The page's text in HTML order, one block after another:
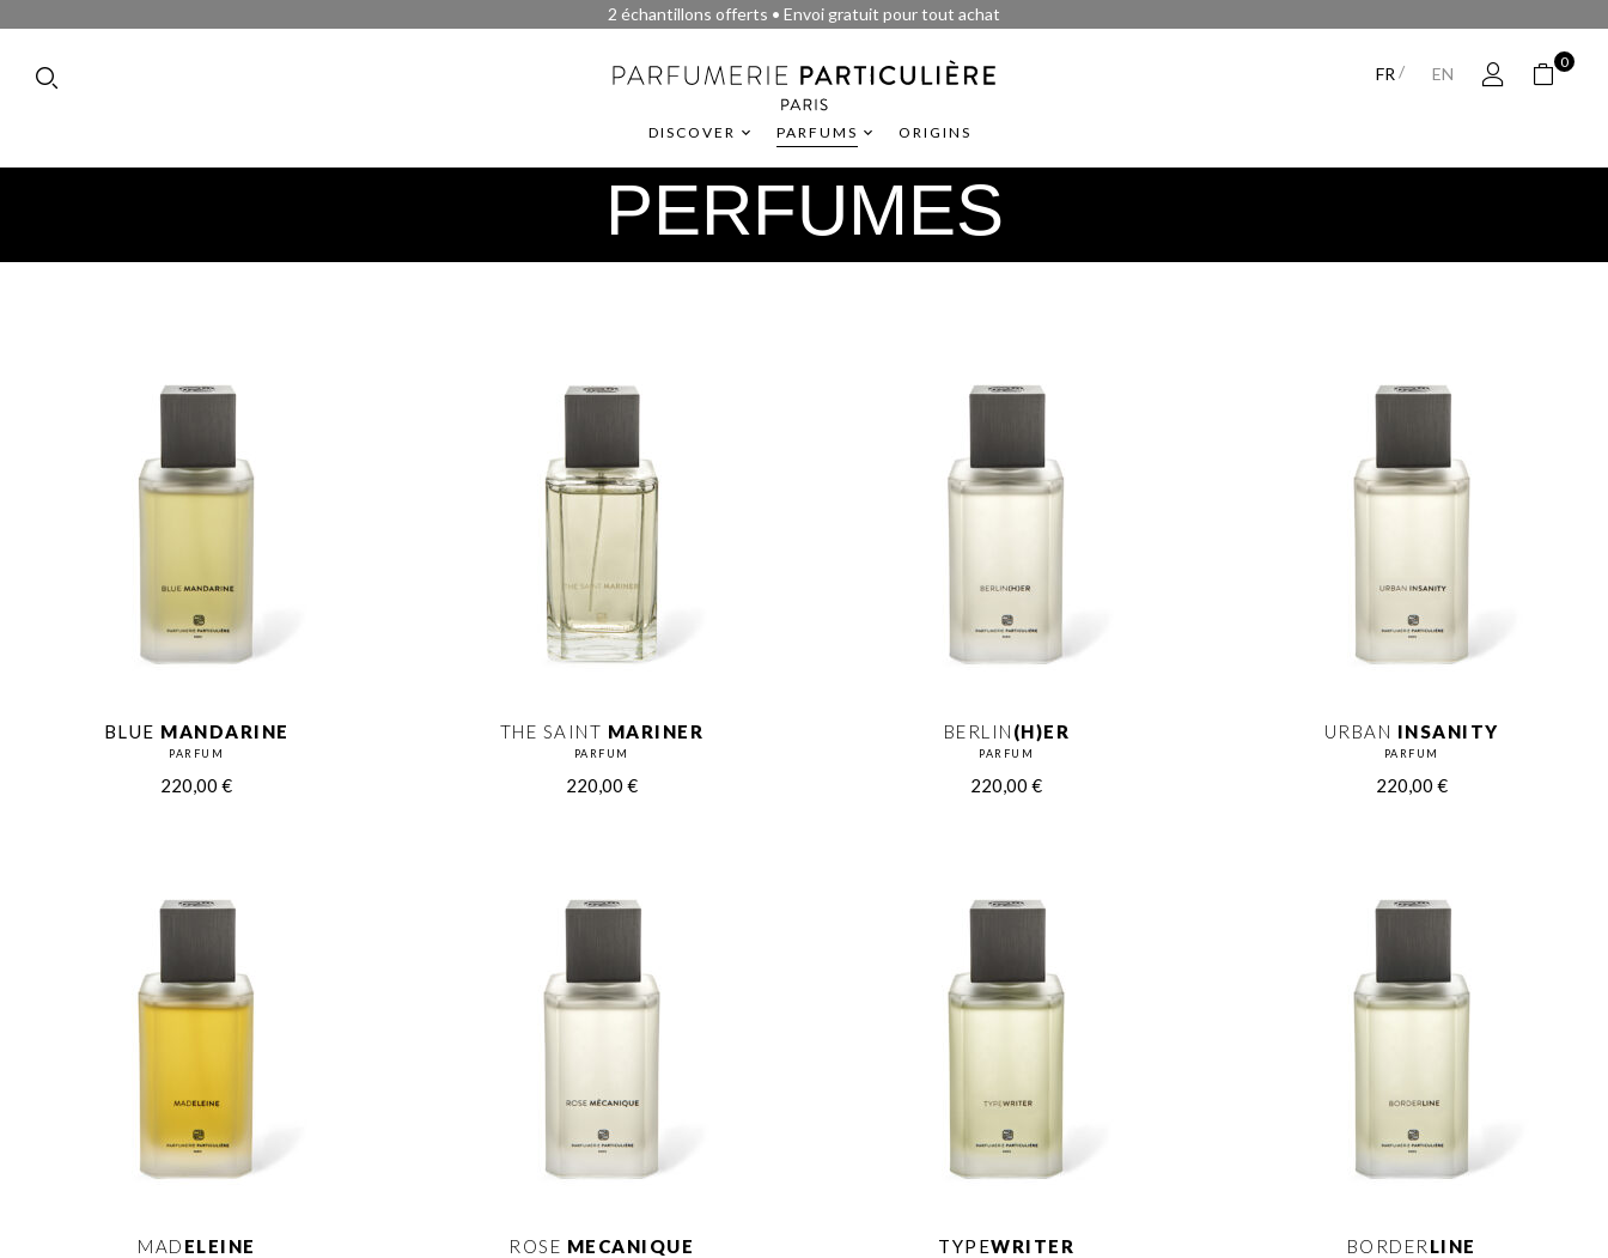
2 échantillons offerts • Envoi gratuit pour tout achat
FR / EN
0
DISCOVER PARFUMS ORIGINS
PERFUMES
BLUE MANDARINE
PARFUM
220,00€
THE SAINT MARINER
PARFUM
220,00 €
BERLIN (H)ER
PARFUM
220,00€
URBAN INSANITY
PARFUM
220,00 €
MAD ELEINE ROSE MECANIQUE TYPEWRITER BORDER LINE